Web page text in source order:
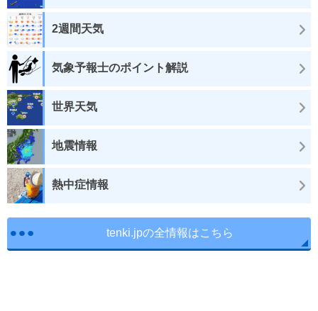
2週間天気
気象予報士のポイント解説
世界天気
地震情報
熱中症情報
tenki.jpの全情報はこちら